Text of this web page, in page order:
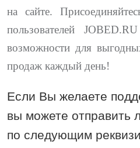
на сайте.
пользователей
возможности для
продаж каждый день!
Если Вы желаете
вы можете отправить
по следующим